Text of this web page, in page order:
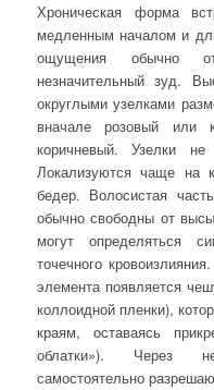
Хроническая форма
медленным началом и
ощущения обычно
незначительный зуд.
округлыми узелками
вначале розовый или
коричневый. Узелки
Локализуются чаще на
бедер. Волосистая
обычно свободны от
могут определяться
точечного
элемента появляется
коллоидной пленки),
краям, оставаясь
облатки»). Через
самостоятельно